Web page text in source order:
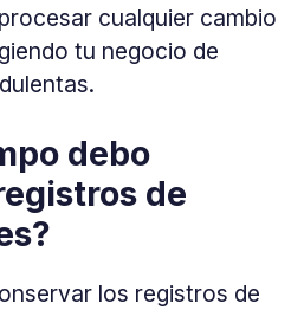
cualquier cambio
tu negocio de
debo
de
los registros de